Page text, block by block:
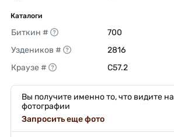
Каталоги
Биткин #
700
Уздеников #
2816
Краузе #
C57.2
Вы получите именно то, что видите на
фотографии
Запросить еще фото